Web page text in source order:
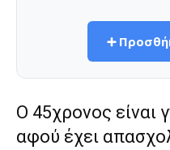
➕
Ο 45χρονος είναι
αφού έχει